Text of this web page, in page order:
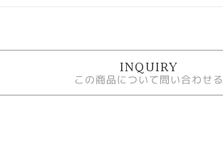
INQUIRY
この商品について問い合わせる